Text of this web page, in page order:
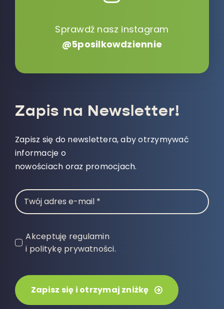
Sprawdź nasz instagram
@5posilkowdziennie
Zapis na Newsletter!
Zapisz się do newslettera, aby otrzymywać
informacje o
nowościach oraz promocjach.
Akceptuję regulamin
i politykę prywatności.
Zapisz się i otrzymaj zniżkę